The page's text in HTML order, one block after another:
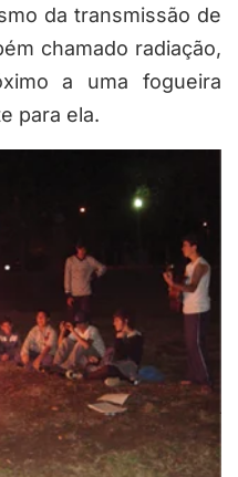
da transmissão de
chamado radiação,
a uma fogueira
para ela.